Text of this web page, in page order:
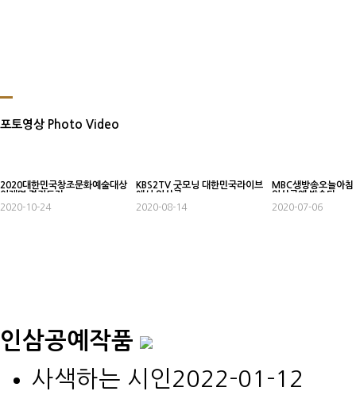
포토영상 Photo Video
2020대한민국창조문화예술대상
이재명 경기도지…
2020-10-24
KBS2TV 굿모닝 대한민국라이브
에서 인삼공…
2020-08-14
MBC생방송오늘아침
인삼공예 방송되…
2020-07-06
인삼공예작품
사색하는 시인 2022-01-12